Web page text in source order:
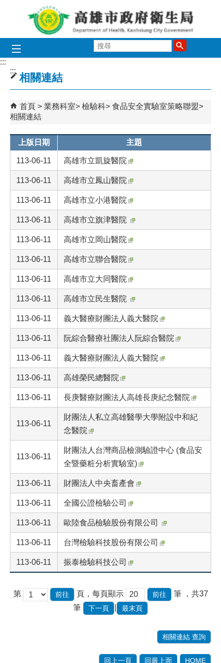
跳到主要內容區塊
尋
:::
:::
相關連結
首頁 業務科室 檢驗科
食品安全實驗室策略聯盟
相關連結
上版日期 主題
113-06-11 高雄市立凱旋醫院
113-06-11 高雄市立鳳山醫院
113-06-11 高雄市立小港醫院
113-06-11 高雄市立旗津醫院
113-06-11 高雄市立岡山醫院
113-06-11 高雄市立聯合醫院
113-06-11 高雄市立大同醫院
113-06-11 高雄市立民生醫院
113-06-11 義大醫療財團法人義大醫院
113-06-11 阮綜合醫療社團法人阮綜合醫院
113-06-11 義大醫療財團法人義大醫院
113-06-11 高雄榮民總醫院
113-06-11 長庚醫療財團法人高雄長庚紀念醫院
113-06-11
財團法人私立高雄醫學大學附設中和紀
念醫院
113-06-11
財團法人台灣商品檢測驗證中心 (食品安
全暨藥粧分析實驗室)
113-06-11 財團法人中央畜產會
113-06-11 全國公證檢驗公司
113-06-11 歐陸食品檢驗股份有限公司
113-06-11 台灣檢驗科技股份有限公司
113-06-11 振泰檢驗科技公司
第 頁，每頁顯示 筆
，共37
筆
下一頁 最末頁
相關連結 查詢
回上一頁 回最上面 HOME